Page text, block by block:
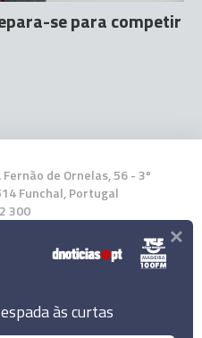
se para competir
Fernão de Ornelas, 56 - 3º
Funchal, Portugal
300
App
às curtas
×